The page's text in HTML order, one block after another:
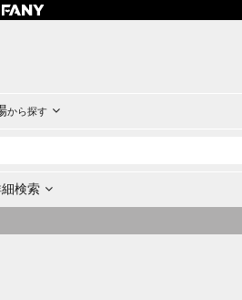
から探す
検索